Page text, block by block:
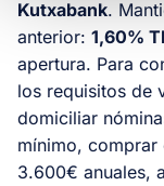
Kutxabank.
anterior: 1,60%
apertura. Para
los requisitos de
domiciliar
mínimo, comprar
3.600€ anuales,